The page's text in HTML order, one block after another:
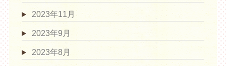
2023年11月
2023年9月
2023年8月